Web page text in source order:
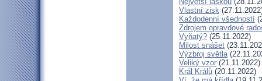
Vlastní zisk
Každodenní všedností
Zdrojem opravdové
Vyňatý? (25.11.2022)
Milost snášet
Výzbroj světla
Veliký vzor (21.11.2022)
Král Králů (20.11.2022)